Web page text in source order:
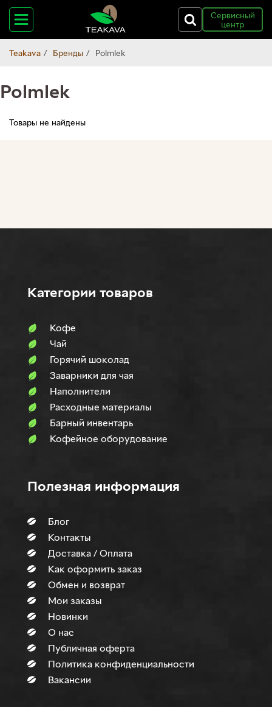
Сервисный
центр
Teakava Бренды Polmlek
Polmlek
Товары не найдены
Категории товаров
Кофе
Чай
Горячий шоколад
Заварники для чая
Наполнители
Расходные материалы
Барный инвентарь
Кофейное оборудование
Полезная информация
Блог
Контакты
Доставка / Оплата
Как оформить заказ
Обмен и возврат
Мои заказы
Новинки
О нас
Публичная оферта
Политика конфиденциальности
Вакансии